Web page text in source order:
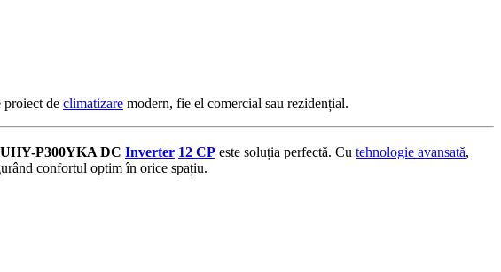
proiect de climatizare modern, fie el comercial sau rezidențial.
P300YKA DC Inverter 12 CP este soluția perfectă. Cu tehnologie avansată,
confortul optim în orice spațiu.